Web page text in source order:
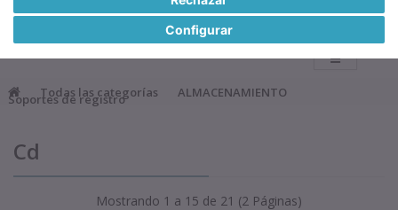
Configurar
0
Todas las categorías ALMACENAMIENTO
Soportes de registro
Cd
Mostrando 1 a 15 de 21 (2 Páginas)